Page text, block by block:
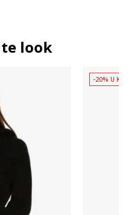
look
-20% U